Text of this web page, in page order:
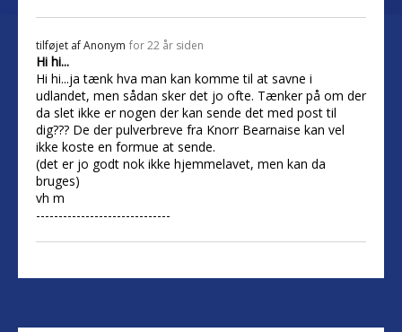
tilføjet afAnonym for 22 år siden
Hi hi...
Hi hi...ja tænk hva man kan komme til at savne i
udlandet, men sådan sker det jo ofte. Tænker på om der
da slet ikke er nogen der kan sende det med post til
dig??? De der pulverbreve fra Knorr Bearnaise kan vel
ikke koste en formue at sende.
(det er jo godt nok ikke hjemmelavet, men kan da
bruges)
vh m
------------------------------